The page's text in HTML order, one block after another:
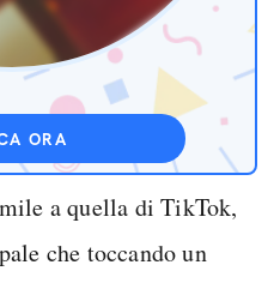
ORA
a quella di TikTok,
che toccando un